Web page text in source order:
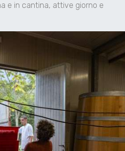
e in cantina, attive giorno e